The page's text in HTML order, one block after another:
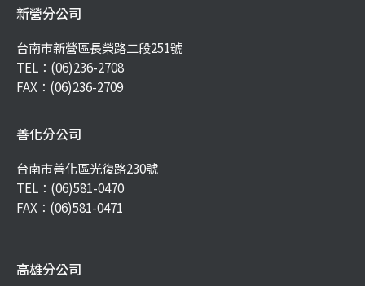
新營分公司
台南市新營區長榮路二段251號
TEL： (06)236-2708
FAX：(06)236-2709
善化分公司
台南市善化區光復路230號
TEL： (06)581-0470
FAX：(06)581-0471
高雄分公司